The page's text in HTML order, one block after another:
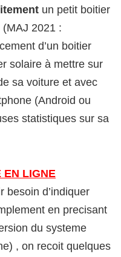
un petit boitier
2021 :
d’un boitier
solaire à mettre sur
sa voiture et avec
(Android ou
statistiques sur sa
EN LIGNE
besoin d’indiquer
en precisant
du systeme
, on recoit quelques